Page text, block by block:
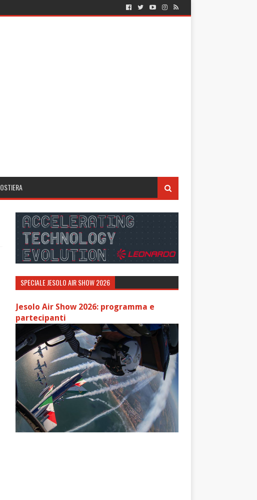
SPECIALE JESOLO AIR SHOW 2026
Jesolo Air Show 2026: programma e
partecipanti